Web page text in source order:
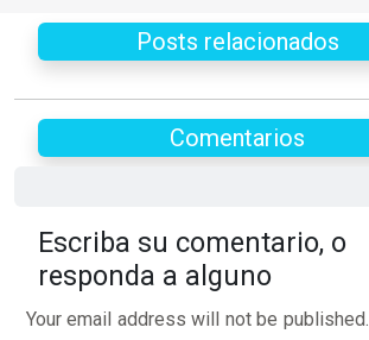
Posts relacionados
Comentarios
Escriba su comentario, o
responda a alguno
Your email address will not be published.